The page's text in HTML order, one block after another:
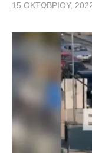
15 ΟΚΤΩΒΡΊΟΥ,